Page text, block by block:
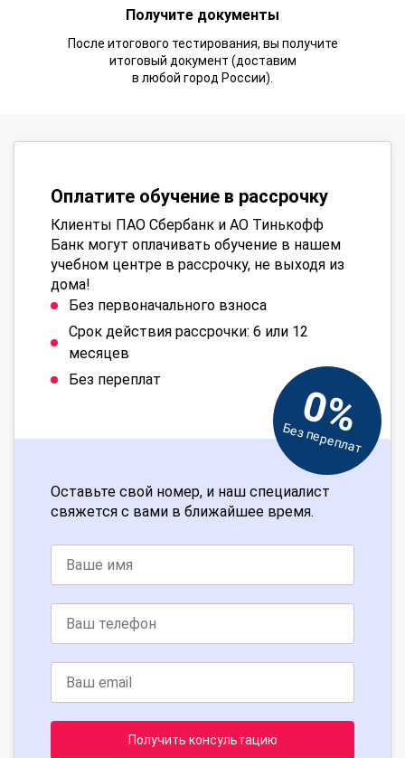
Получите документы
После итогового тестирования, вы получите
итоговый документ (доставим
в любой город России).
Оплатите обучение в рассрочку
Клиенты ПАО Сбербанк и АО Тинькофф
Банк могут оплачивать обучение в нашем
учебном центре в рассрочку, не выходя из
дома!
Без первоначального взноса
Срок действия рассрочки: 6 или 12
месяцев
Без переплат
0%
Без переплат
Оставьте свой номер, и наш специалист
свяжется с вами в ближайшее время.
Получить консультацию